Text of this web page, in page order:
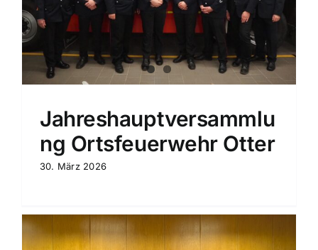
Jahreshauptversammlu
ng Ortsfeuerwehr Otter
30. März 2026